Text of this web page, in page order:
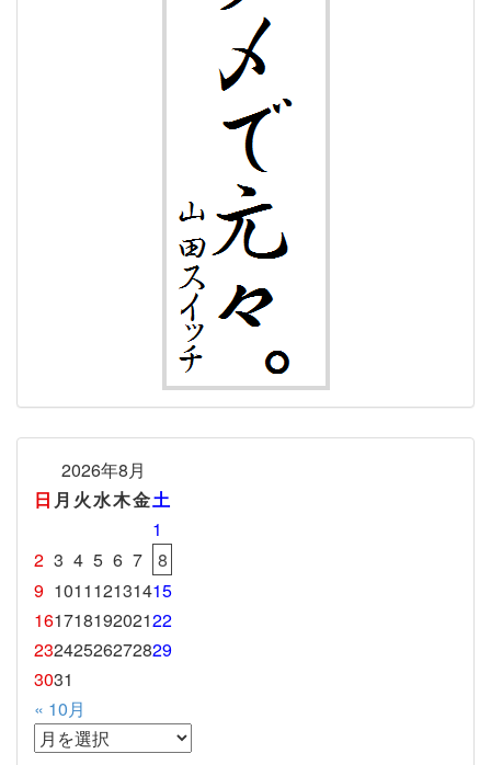
2026年8月
日 月 火水木金土
1
2 3 4 5 6 7
8
9 101112131415
16171819202122
23242526272829
3031
« 10月